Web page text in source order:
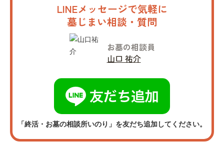
LINEメッセージで気軽に
墓じまい相談・質問
お墓の相談員
山口 祐介
「終活・お墓の相談所いのり」を友だち追加してください。